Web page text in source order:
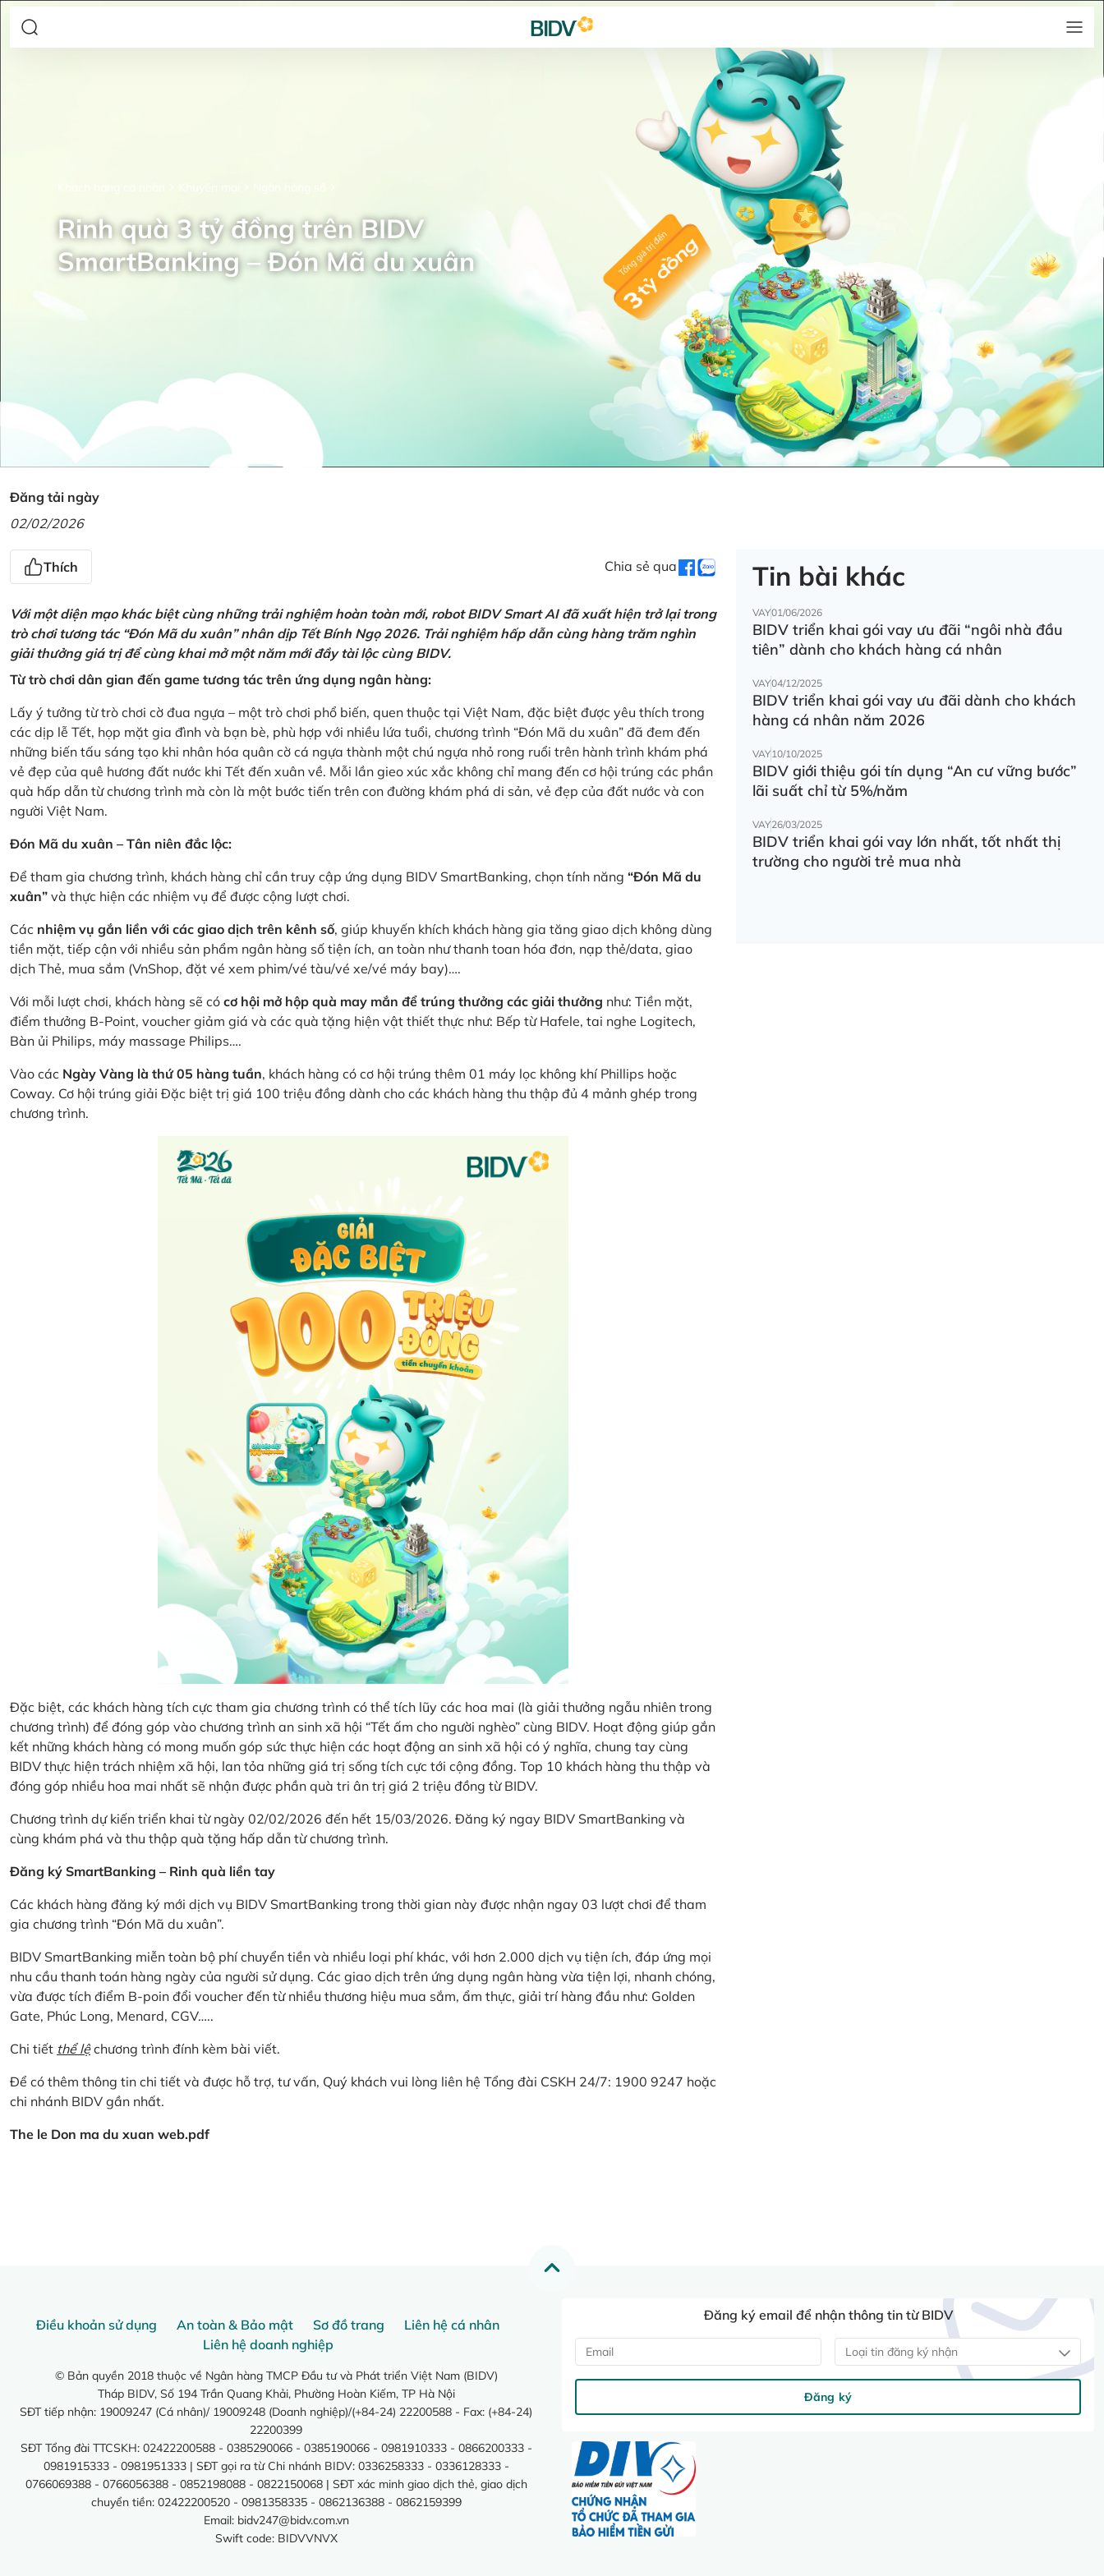
Khuyến mại Ngân hàng số
Rinh quà 3 tỷ đồng trên BIDV
SmartBanking – Đón Mã du xuân
Đăng tải ngày
02/02/2026
Thích Chia sẻ qua
Với một diện mạo khác biệt cùng những trải nghiệm hoàn toàn mới, robot BIDV Smart AI đã xuất hiện trở lại trong
trò chơi tương tác “Đón Mã du xuân” nhân dịp Tết Bính Ngọ 2026. Trải nghiệm hấp dẫn cùng hàng trăm nghìn
giải thưởng giá trị để cùng khai mở một năm mới đầy tài lộc cùng BIDV.
Từ trò chơi dân gian đến game tương tác trên ứng dụng ngân hàng:
Lấy ý tưởng từ trò chơi cờ đua ngựa – một trò chơi phổ biến, quen thuộc tại Việt Nam, đặc biệt được yêu thích trong
các dịp lễ Tết, họp mặt gia đình và bạn bè, phù hợp với nhiều lứa tuổi, chương trình “Đón Mã du xuân” đã đem đến
những biến tấu sáng tạo khi nhân hóa quân cờ cá ngựa thành một chú ngựa nhỏ rong ruổi trên hành trình khám phá
vẻ đẹp của quê hương đất nước khi Tết đến xuân về. Mỗi lần gieo xúc xắc không chỉ mang đến cơ hội trúng các phần
quà hấp dẫn từ chương trình mà còn là một bước tiến trên con đường khám phá di sản, vẻ đẹp của đất nước và con
người Việt Nam.
Đón Mã du xuân – Tân niên đắc lộc:
Để tham gia chương trình, khách hàng chỉ cần truy cập ứng dụng BIDV SmartBanking, chọn tính năng “Đón Mã du
xuân” và thực hiện các nhiệm vụ để được cộng lượt chơi.
Các nhiệm vụ gắn liền với các giao dịch trên kênh số, giúp khuyến khích khách hàng gia tăng giao dịch không dùng
tiền mặt, tiếp cận với nhiều sản phẩm ngân hàng số tiện ích, an toàn như thanh toan hóa đơn, nạp thẻ/data, giao
dịch Thẻ, mua sắm (VnShop, đặt vé xem phim/vé tàu/vé xe/vé máy bay)….
Với mỗi lượt chơi, khách hàng sẽ có cơ hội mở hộp quà may mắn để trúng thưởng các giải thưởng như: Tiền mặt,
điểm thưởng B-Point, voucher giảm giá và các quà tặng hiện vật thiết thực như: Bếp từ Hafele, tai nghe Logitech,
Bàn ủi Philips, máy massage Philips….
Vào các Ngày Vàng là thứ 05 hàng tuần, khách hàng có cơ hội trúng thêm 01 máy lọc không khí Phillips hoặc
Coway. Cơ hội trúng giải Đặc biệt trị giá 100 triệu đồng dành cho các khách hàng thu thập đủ 4 mảnh ghép trong
chương trình.
Đặc biệt, các khách hàng tích cực tham gia chương trình có thể tích lũy các hoa mai (là giải thưởng ngẫu nhiên trong
chương trình) để đóng góp vào chương trình an sinh xã hội “Tết ấm cho người nghèo” cùng BIDV. Hoạt động giúp gắn
kết những khách hàng có mong muốn góp sức thực hiện các hoạt động an sinh xã hội có ý nghĩa, chung tay cùng
BIDV thực hiện trách nhiệm xã hội, lan tỏa những giá trị sống tích cực tới cộng đồng. Top 10 khách hàng thu thập và
đóng góp nhiều hoa mai nhất sẽ nhận được phần quà tri ân trị giá 2 triệu đồng từ BIDV.
Chương trình dự kiến triển khai từ ngày 02/02/2026 đến hết 15/03/2026. Đăng ký ngay BIDV SmartBanking và
cùng khám phá và thu thập quà tặng hấp dẫn từ chương trình.
Đăng ký SmartBanking – Rinh quà liền tay
Các khách hàng đăng ký mới dịch vụ BIDV SmartBanking trong thời gian này được nhận ngay 03 lượt chơi để tham
gia chương trình “Đón Mã du xuân”.
BIDV SmartBanking miễn toàn bộ phí chuyển tiền và nhiều loại phí khác, với hơn 2.000 dịch vụ tiện ích, đáp ứng mọi
nhu cầu thanh toán hàng ngày của người sử dụng. Các giao dịch trên ứng dụng ngân hàng vừa tiện lợi, nhanh chóng,
vừa được tích điểm B-poin đổi voucher đến từ nhiều thương hiệu mua sắm, ẩm thực, giải trí hàng đầu như: Golden
Gate, Phúc Long, Menard, CGV…..
Chi tiết thể lệchương trình đính kèm bài viết.
Để có thêm thông tin chi tiết và được hỗ trợ, tư vấn, Quý khách vui lòng liên hệ Tổng đài CSKH 24/7: 1900 9247 hoặc
chi nhánh BIDV gần nhất.
The le Don ma du xuan web.pdf
Tin bài khác
VAY01/06/2026
BIDV triển khai gói vay ưu đãi “ngôi nhà đầu
tiên” dành cho khách hàng cá nhân
VAY04/12/2025
BIDV triển khai gói vay ưu đãi dành cho khách
hàng cá nhân năm 2026
VAY10/10/2025
BIDV giới thiệu gói tín dụng “An cư vững bước”
lãi suất chỉ từ 5%/năm
VAY26/03/2025
BIDV triển khai gói vay lớn nhất, tốt nhất thị
trường cho người trẻ mua nhà
Điều khoản sử dụng An toàn & Bảo mật Sơ đồ trang
Liên hệ cá nhân
Liên hệ doanh nghiệp
© Bản quyền 2018 thuộc về Ngân hàng TMCP Đầu tư và Phát triển Việt Nam (BIDV)
Tháp BIDV, Số 194 Trần Quang Khải, Phường Hoàn Kiếm, TP Hà Nội
SĐT tiếp nhận: 19009247 (Cá nhân)/ 19009248 (Doanh nghiệp)/(+84-24) 22200588 - Fax: (+84-24)
22200399
SĐT Tổng đài TTCSKH: 02422200588 - 0385290066 - 0385190066 - 0981910333 - 0866200333 -
0981915333 - 0981951333 | SĐT gọi ra từ Chi nhánh BIDV: 0336258333 - 0336128333 -
0766069388 - 0766056388 - 0852198088 - 0822150068 | SĐT xác minh giao dịch thẻ, giao dịch
chuyển tiền: 02422200520 - 0981358335 - 0862136388 - 0862159399
Email: bidv247@bidv.com.vn
Swift code: BIDVVNVX
Đăng ký email để nhận thông tin từ BIDV
Loại tin đăng ký nhận
Đăng ký